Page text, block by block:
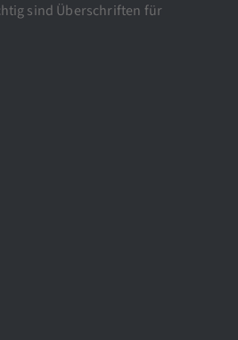
sind Überschriften für